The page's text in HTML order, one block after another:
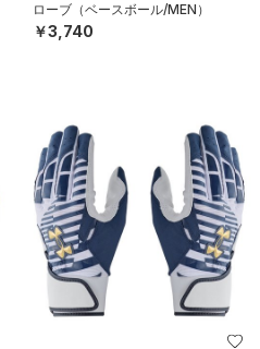
ローブ（ベースボール/MEN）
￥3,740